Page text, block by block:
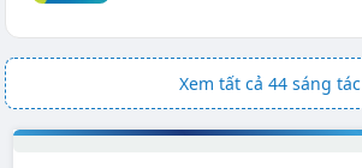
Xem tất cả 44 sáng tác